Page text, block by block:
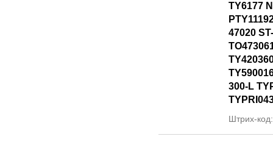
TY6177
47020
300-L
Штрих-